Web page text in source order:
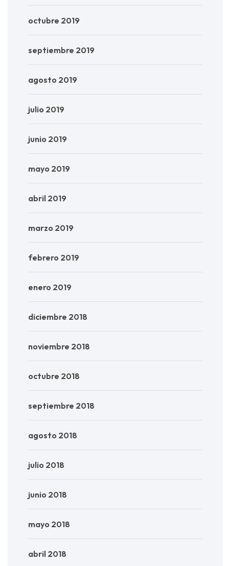
octubre 2019
septiembre 2019
agosto 2019
julio 2019
junio 2019
mayo 2019
abril 2019
marzo 2019
febrero 2019
enero 2019
diciembre 2018
noviembre 2018
octubre 2018
septiembre 2018
agosto 2018
julio 2018
junio 2018
mayo 2018
abril 2018